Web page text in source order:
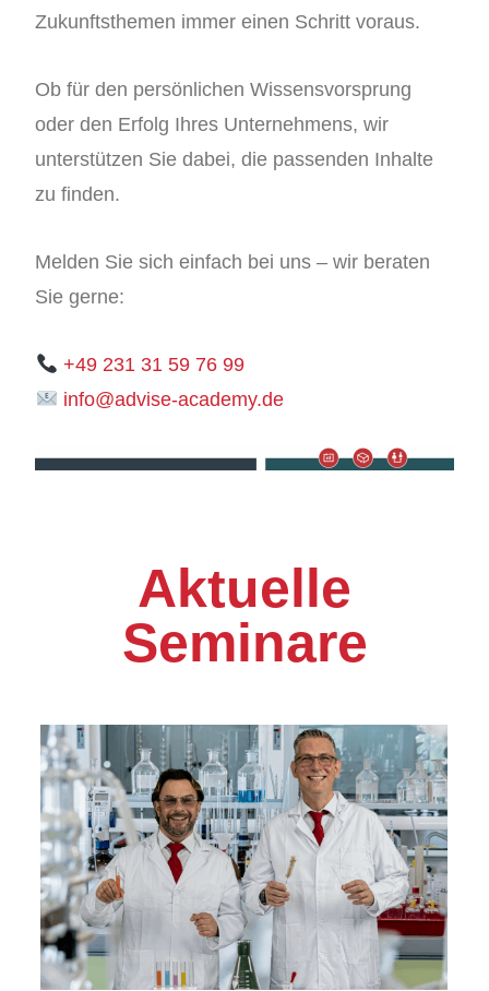
Zukunftsthemen immer einen Schritt voraus.
Ob für den persönlichen Wissensvorsprung
oder den Erfolg Ihres Unternehmens, wir
unterstützen Sie dabei, die passenden Inhalte
zu finden.
Melden Sie sich einfach bei uns – wir beraten
Sie gerne:
+49 231 31 59 76 99
info@advise-academy.de
Aktuelle
Seminare